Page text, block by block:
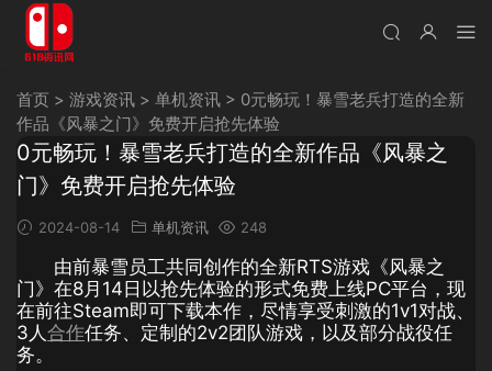
首页 > 游戏资讯 > 单机资讯 > 0元畅玩！暴雪老兵打造的全新
作品《风暴之门》免费开启抢先体验
0元畅玩！暴雪老兵打造的全新作品《风暴之
门》免费开启抢先体验
2024-08-14 单机资讯 248
由前暴雪员工共同创作的全新RTS游戏《风暴之
门》在8月14日以抢先体验的形式免费上线PC平台，现
在前往Steam即可下载本作，尽情享受刺激的1v1对战、
3人合作任务、定制的2v2团队游戏，以及部分战役任
务。